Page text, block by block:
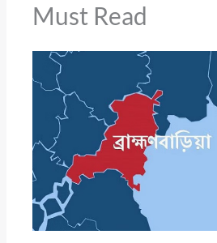
Must Read